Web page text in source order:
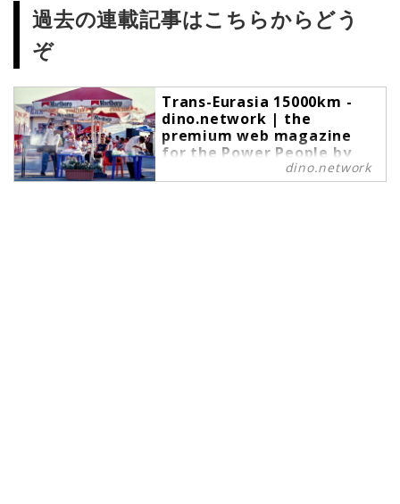
過去の連載記事はこちらからどう
ぞ
Trans-Eurasia 15000km -
dino.network | the
premium web magazine
for the Power People by
dino.network